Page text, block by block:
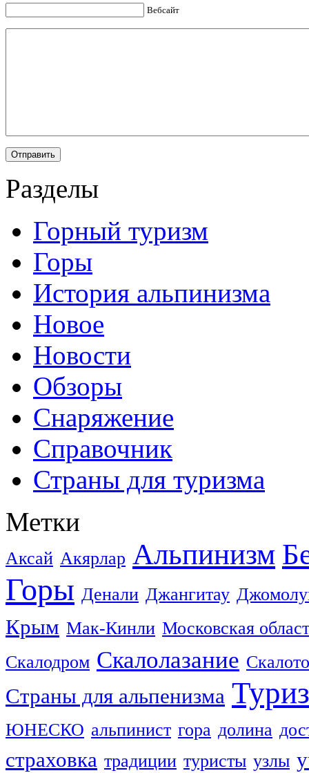
Вебсайт
Разделы
Горный туризм
Горы
История альпинизма
Новое
Новости
Обзоры
Снаряжение
Справочник
Страны для туризма
Метки
Аксай Акярлар Альпинизм
Горы Денали Джангитау
Крым Мак-Кинли Московская
Скалодром Скалолазание
Страны для альпенизма
ЮНЕСКО альпинист гора долина
страховка традиции туристы узлы